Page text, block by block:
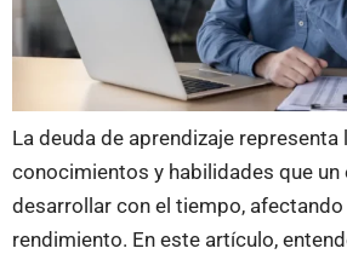
La deuda de aprendizaje
conocimientos y habilidades que un
desarrollar con el tiempo,
rendimiento. En este artículo,